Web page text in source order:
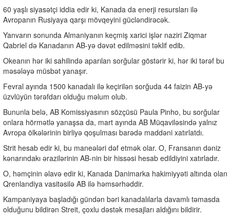
60 yaşlı siyasətçi iddia edir ki, Kanada da enerji resursları ilə
Avropanın Rusiyaya qarşı mövqeyini gücləndirəcək.
Yanvarın sonunda Almaniyanın keçmiş xarici işlər naziri Ziqmar
Qabriel də Kanadanın AB-yə dəvət edilməsini təklif edib.
Okeanın hər iki sahilində aparılan sorğular göstərir ki, hər iki tərəf bu
məsələyə müsbət yanaşır.
Fevral ayında 1500 kanadalı ilə keçirilən sorğuda 44 faizin AB-yə
üzvlüyün tərəfdarı olduğu məlum olub.
Bununla belə, AB Komissiyasının sözçüsü Paula Pinho, bu sorğular
onlara hörmətlə yanaşsa da, mart ayında AB Müqaviləsində yalnız
Avropa ölkələrinin birliyə qoşulması barədə maddəni xatırlatdı.
Strit hesab edir ki, bu maneələri dəf etmək olar. O, Fransanın dəniz
kənarındakı ərazilərinin AB-nin bir hissəsi hesab edildiyini xatırladır.
O, həmçinin əlavə edir ki, Kanada Danimarka hakimiyyəti altında olan
Qrenlandiya vasitəsilə AB ilə həmsərhəddir.
Kampaniyaya başladığı gündən bəri kanadalılarla davamlı təmasda
olduğunu bildirən Streit, çoxlu dəstək mesajları aldığını bildirir.